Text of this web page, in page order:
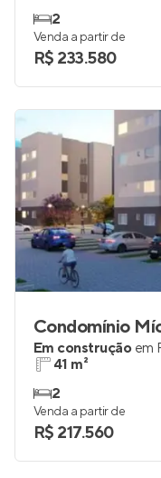
2
Venda a partir de
R$ 233.580
Condomínio
Em construção em
41 m²
2
Venda a partir de
R$ 217.560